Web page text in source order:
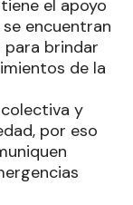
el apoyo
encuentran
brindar
de la
y
por eso